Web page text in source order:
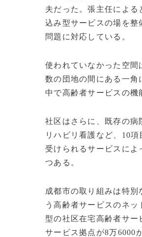
夫だった。張主任によ
込み型サービスの場を整
問題に対応している。
使われていなかった空間
数の団地の間にある一
中で高齢者サービスの機
社区はさらに、既存の病
リハビリ看護など、10
受けられるサービスに
つある。
成都市の取り組みは特
う高齢者サービスのネ
型の社区在宅高齢者サー
サービス拠点が8万6000